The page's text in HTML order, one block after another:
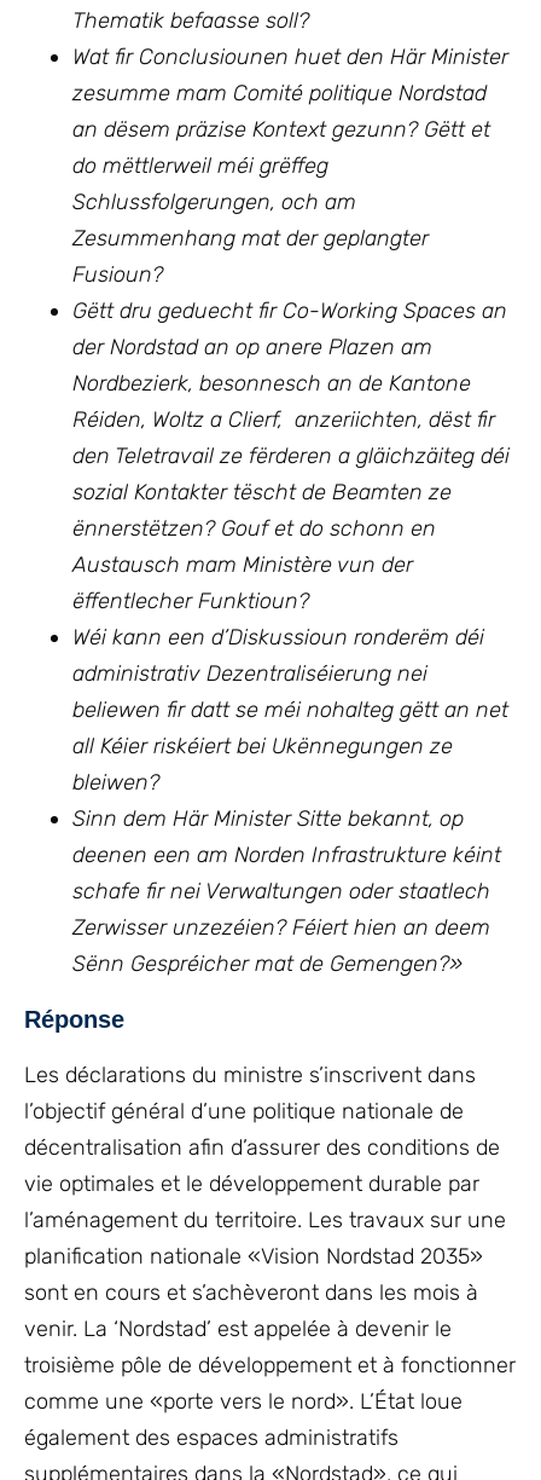
Thematik befaasse soll?
Wat fir Conclusiounen huet den Här Minister
zesumme mam Comité politique Nordstad
an dësem präzise Kontext gezunn? Gëtt et
do mëttlerweil méi grëffeg
Schlussfolgerungen, och am
Zesummenhang mat der geplangter
Fusioun?
Gëtt dru geduecht fir Co-Working Spaces an
der Nordstad an op anere Plazen am
Nordbezierk, besonnesch an de Kantone
Réiden, Woltz a Clierf, anzeriichten, dëst fir
den Teletravail ze fërderen a gläichzäiteg déi
sozial Kontakter tëscht de Beamten ze
ënnerstëtzen? Gouf et do schonn en
Austausch mam Ministère vun der
ëffentlecher Funktioun?
Wéi kann een d’Diskussioun ronderëm déi
administrativ Dezentraliséierung nei
beliewen fir datt se méi nohalteg gëtt an net
all Kéier riskéiert bei Ukënnegungen ze
bleiwen?
Sinn dem Här Minister Sitte bekannt, op
deenen een am Norden Infrastrukture kéint
schafe fir nei Verwaltungen oder staatlech
Zerwisser unzezéien? Féiert hien an deem
Sënn Gespréicher mat de Gemengen?»
Réponse
Les déclarations du ministre s’inscrivent dans
l’objectif général d’une politique nationale de
décentralisation afin d’assurer des conditions de
vie optimales et le développement durable par
l’aménagement du territoire. Les travaux sur une
planification nationale «Vision Nordstad 2035»
sont en cours et s’achèveront dans les mois à
venir. La ‘Nordstad’ est appelée à devenir le
troisième pôle de développement et à fonctionner
comme une «porte vers le nord». L’État loue
également des espaces administratifs
supplémentaires dans la «Nordstad», ce qui